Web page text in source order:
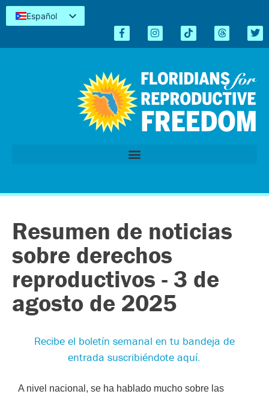
Español
Kreyòl
Resumen de noticias
sobre derechos
reproductivos - 3 de
agosto de 2025
Recibe el boletín semanal en tu bandeja de
entrada suscribiéndote aquí.
A nivel nacional, se ha hablado mucho sobre las